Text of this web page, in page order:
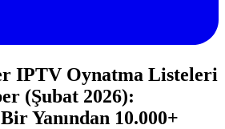
IPTV Oynatma Listeleri
(Şubat 2026):
Yanından 10.000+